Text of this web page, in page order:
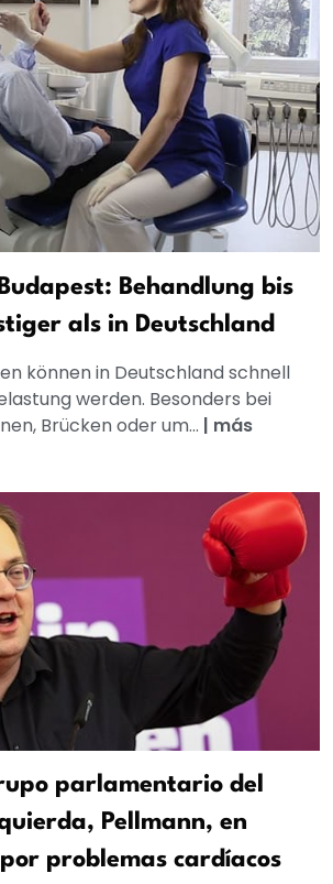
Behandlung bis
als in Deutschland
können in Deutschland schnell
werden. Besonders bei
Brücken oder um... | más
parlamentario del
Pellmann, en
problemas cardíacos